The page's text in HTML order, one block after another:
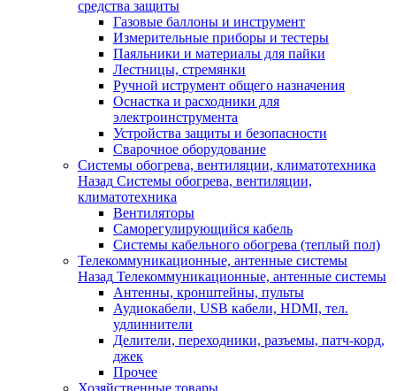
средства защиты
Газовые баллоны и инструмент
Измерительные приборы и тестеры
Паяльники и материалы для пайки
Лестницы, стремянки
Ручной иструмент общего назначения
Оснастка и расходники для
электроинструмента
Устройства защиты и безопасности
Сварочное оборудование
Системы обогрева, вентиляции, климатотехника
Назад Системы обогрева, вентиляции,
климатотехника
Вентиляторы
Саморегулирующийся кабель
Системы кабельного обогрева (теплый пол)
Телекоммуникационные, антенные системы
Назад Телекоммуникационные, антенные системы
Антенны, кронштейны, пульты
Аудиокабели, USB кабели, HDMI, тел.
удлиннители
Делители, переходники, разъемы, патч-корд,
джек
Прочее
Хозяйственные товары